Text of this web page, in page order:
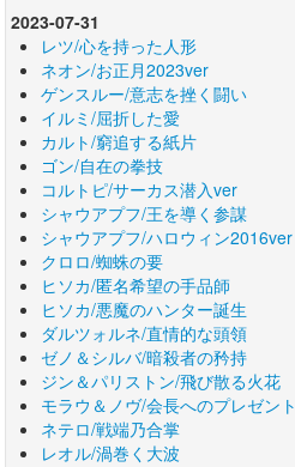
2023-07-31
レツ/心を持った人形
ネオン/お正月2023ver
ゲンスルー/意志を挫く闘い
イルミ/屈折した愛
カルト/窮追する紙片
ゴン/自在の拳技
コルトピ/サーカス潜入ver
シャウアプフ/王を導く参謀
シャウアプフ/ハロウィン2016ver
クロロ/蜘蛛の要
ヒソカ/匿名希望の手品師
ヒソカ/悪魔のハンター誕生
ダルツォルネ/直情的な頭領
ゼノ＆シルバ/暗殺者の矜持
ジン＆パリストン/飛び散る火花
モラウ＆ノヴ/会長へのプレゼント
ネテロ/戦端乃合掌
レオル/渦巻く大波